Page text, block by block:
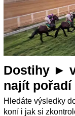
Dostihy ►
najít pořadí
Hledáte výsledky
koní i jak si